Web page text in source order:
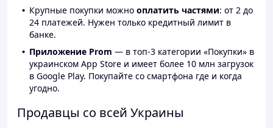
Крупные покупки можно оплатить частями: от 2 до
24 платежей. Нужен только кредитный лимит в
банке.
Приложение Prom — в топ-3 категории «Покупки» в
украинском App Store и имеет более 10 млн загрузок
в Google Play. Покупайте со смартфона где и когда
угодно.
Продавцы со всей Украины